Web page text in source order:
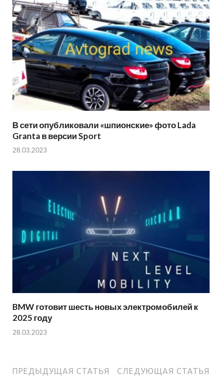
В сети опубликовали «шпионские» фото Lada
Granta в версии Sport
28.03.2023
BMW готовит шесть новых электромобилей к
2025 году
28.03.2023
ПРЕДЫДУЩАЯ СТАТЬЯ СЛЕДУЮЩАЯ СТАТЬЯ